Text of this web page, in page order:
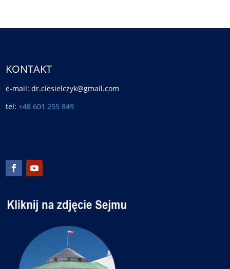
KONTAKT
e-mail: dr.ciesielczyk@gmail.com
tel:+48 601 255 849